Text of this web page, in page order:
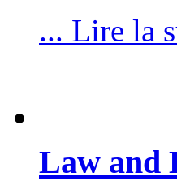
... Lire la
Law and